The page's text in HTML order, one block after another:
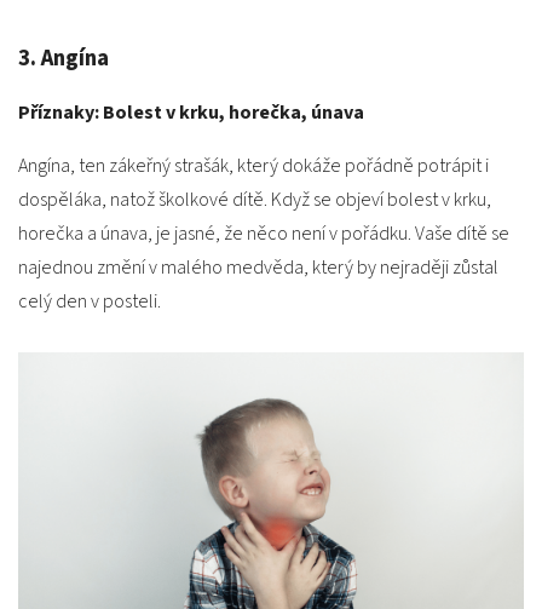
3. Angína
Příznaky: Bolest v krku, horečka, únava
Angína, ten zákeřný strašák, který dokáže pořádně potrápit i
dospěláka, natož školkové dítě. Když se objeví bolest v krku,
horečka a únava, je jasné, že něco není v pořádku. Vaše dítě se
najednou změní v malého medvěda, který by nejraději zůstal
celý den v posteli.